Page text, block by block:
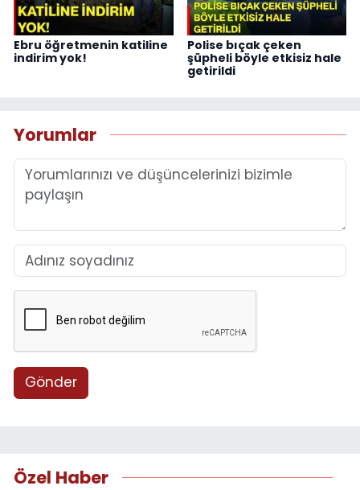
Ebru öğretmenin katiline
indirim yok!
Polise bıçak çeken
şüpheli böyle etkisiz hale
getirildi
Yorumlar
Gönder
Özel Haber